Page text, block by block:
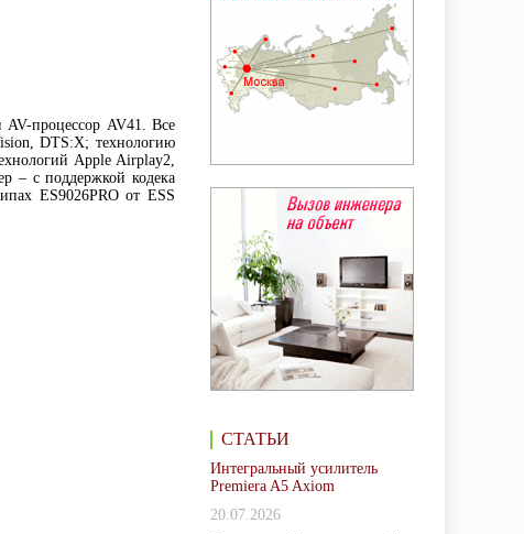
СТАТЬИ
Интегральный усилитель
Premiera A5 Axiom
20.07.2026
процессор AV41. Все
DTS:X; технологию
Apple Airplay2,
– с поддержкой кодека
ES9026PRO от ESS